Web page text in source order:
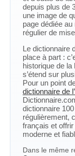
depuis plus de
une image de
page dédiée au
régulier de
Le dictionnaire
place à part :
historique de
s’étend sur
Pour un point
dictionnaire de
dictionnaire
régulièrement,
français et
moderne et
Dans le même